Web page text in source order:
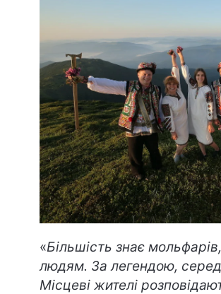
«Більшість знає
людям. За легендою, серед
Місцеві жителі